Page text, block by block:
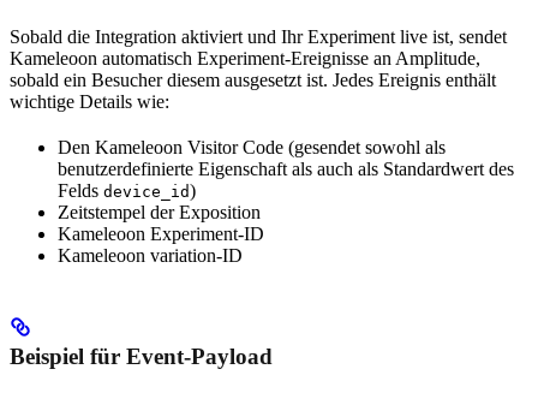
Sobald die Integration aktiviert und Ihr Experiment live ist, sendet
Kameleoon automatisch Experiment-Ereignisse an Amplitude,
sobald ein Besucher diesem ausgesetzt ist. Jedes Ereignis enthält
wichtige Details wie:
Den Kameleoon Visitor Code (gesendet sowohl als
benutzerdefinierte Eigenschaft als auch als Standardwert des
Felds device_id)
Zeitstempel der Exposition
Kameleoon Experiment-ID
Kameleoon variation-ID
Beispiel für Event-Payload